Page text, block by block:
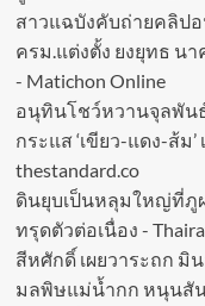
สาวแฉบังคับถ่ายคลิป
ครม.แต่งตั้ง ยงยุทธ น
- Matichon Online
อนุทินโชว์หวานจุลพัน
กระแส ‘เขียว-แดง-ส้ม
thestandard.co
ดินยุบเป็นหลุมใหญ่ที่ภู
ทรุดตัวต่อเนื่อง -
สีหศักดิ์ เผยวาระถก มิ
มลพิษแม่น้ำกก หนุนสัน